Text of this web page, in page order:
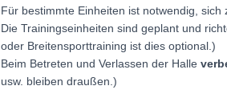
Für bestimmte Einheiten ist notwendig, sich
Die Trainingseinheiten sind geplant und
oder Breitensporttraining ist dies optional.)
Beim Betreten und Verlassen der Halle
usw. bleiben draußen.)